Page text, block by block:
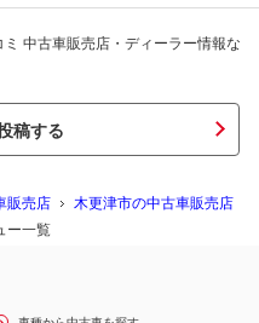
中古車販売店・ディーラー情報な
稿する
販売店
木更津市の中古車販売店
ー一覧